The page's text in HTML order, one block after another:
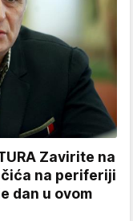
Zavirite na
na periferiji
dan u ovom